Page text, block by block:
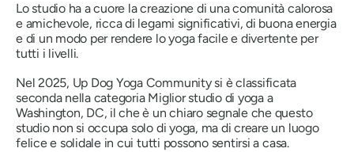
Lo studio ha a cuore la creazione di una comunità calorosa
e amichevole, ricca di legami significativi, di buona energia
e di un modo per rendere lo yoga facile e divertente per
tutti i livelli.
Nel 2025, Up Dog Yoga Community si è classificata
seconda nella categoria Miglior studio di yoga a
Washington, DC, il che è un chiaro segnale che questo
studio non si occupa solo di yoga, ma di creare un luogo
felice e solidale in cui tutti possono sentirsi a casa.